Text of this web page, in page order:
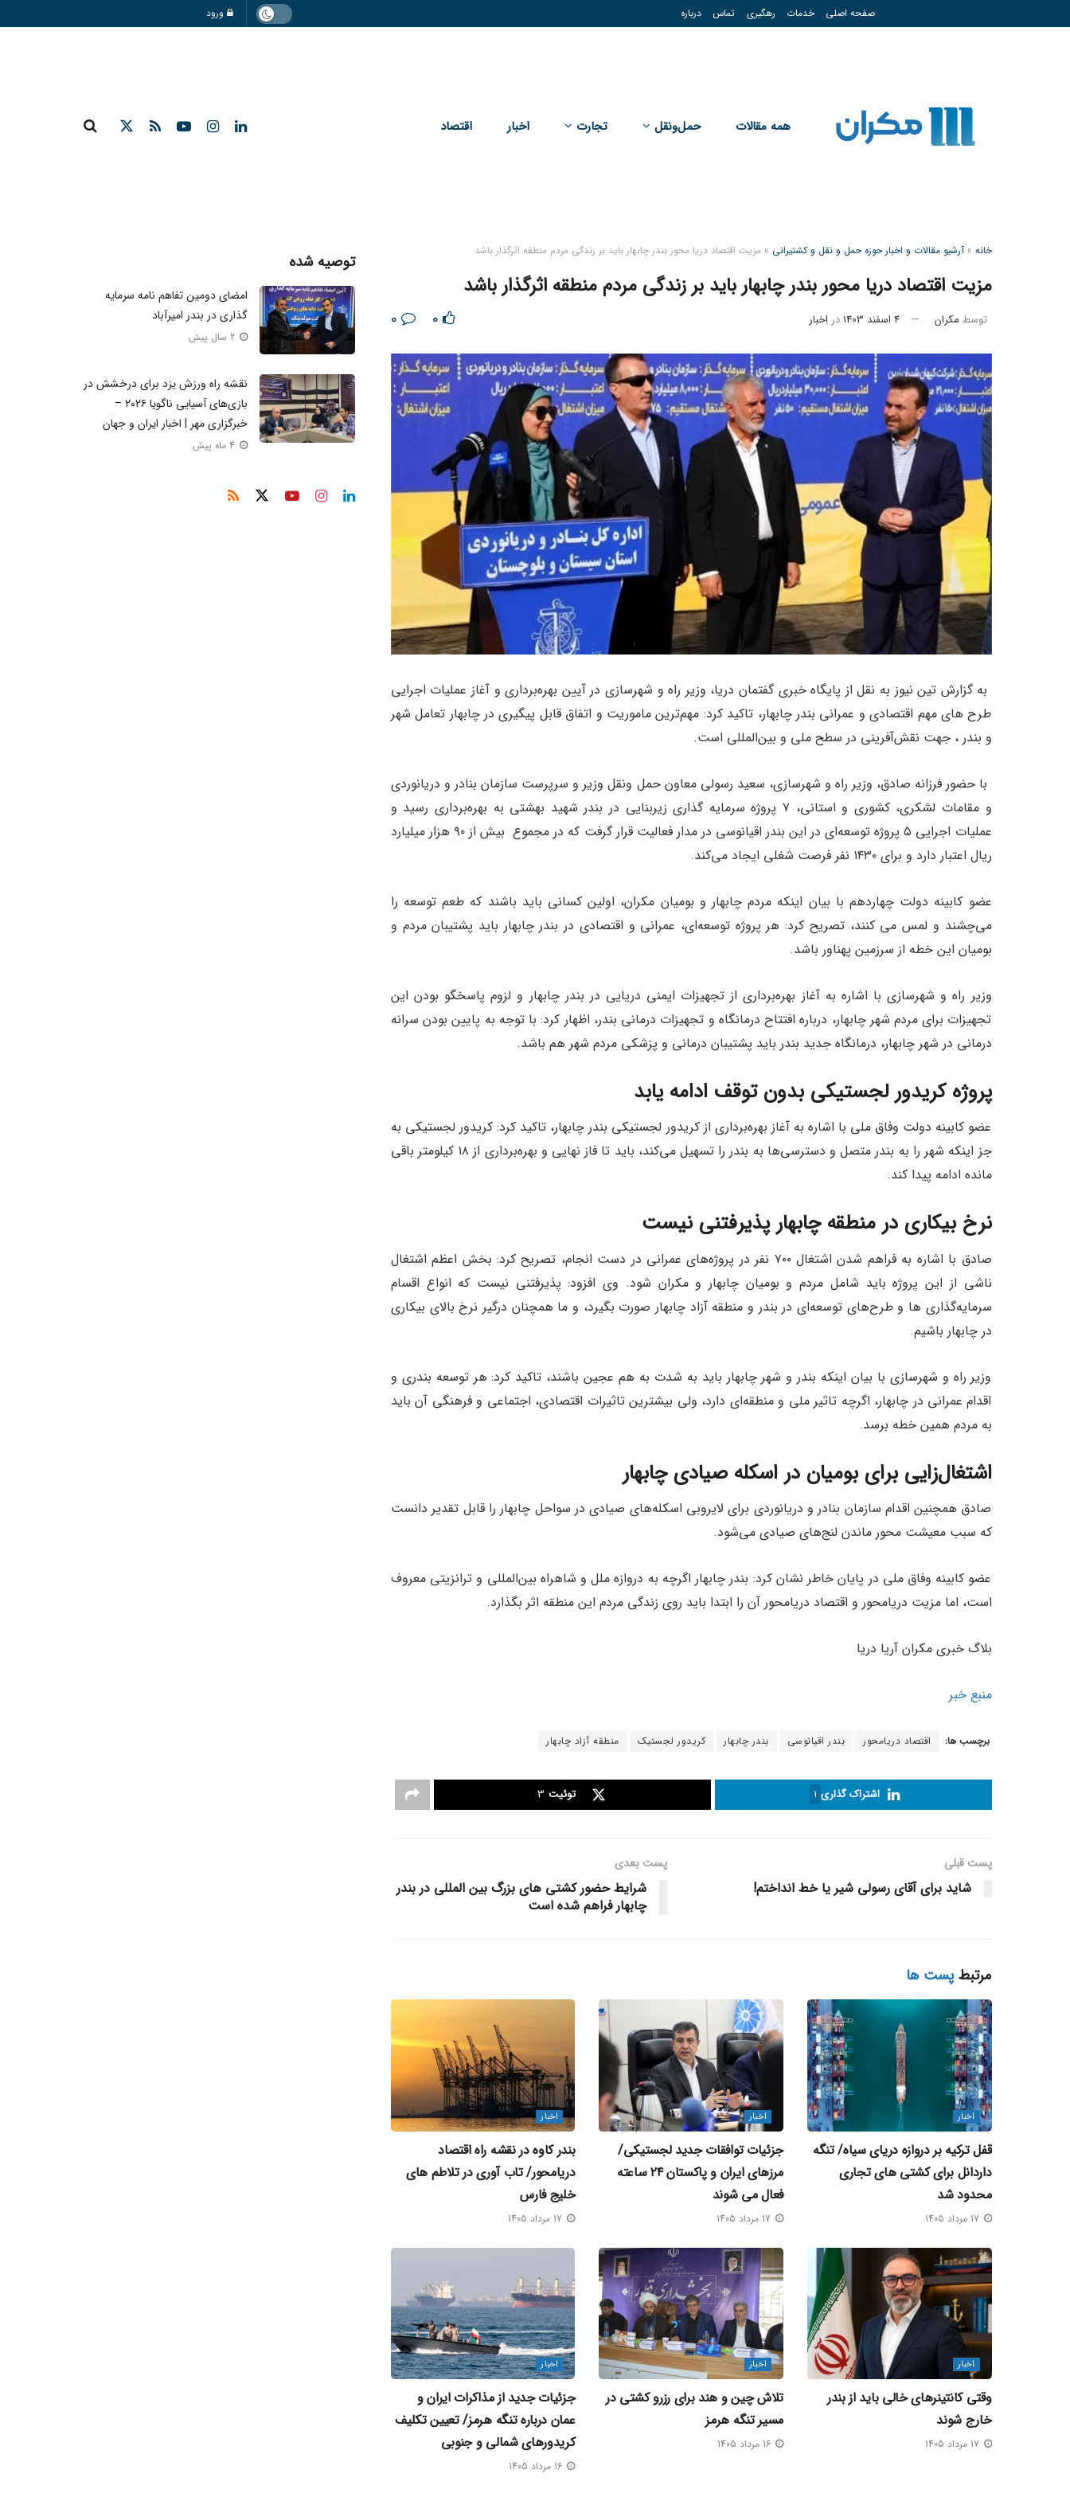
صفحه اصلی خدمات رهگیری تماس درباره ورود
همه مقالات حمل‌و‌نقل تجارت اخبار اقتصاد
خانه »آرشیو مقالات و اخبار حوزه حمل و نقل و کشتیرانی »مزیت اقتصاد دریا محور بندر چابهار باید بر زندگی مردم منطقه اثرگذار باشد
مزیت اقتصاد دریا محور بندر چابهار باید بر زندگی مردم منطقه اثرگذار باشد
توسط مکران 4 اسفند 1403 در اخبار 0
به گزارش تین نیوز به نقل از پایگاه خبری گفتمان دریا، وزیر راه و شهرسازی در آیین بهره‌برداری و آغاز عملیات اجرایی
طرح های مهم اقتصادی و عمرانی بندر چابهار، تاکید کرد: مهم‌ترین ماموریت و اتفاق قابل پیگیری در چابهار تعامل شهر
و بندر ، جهت نقش‌آفرینی در سطح ملی و بین‌المللی است.
با حضور فرزانه صادق، وزیر راه و شهرسازی، سعید رسولی معاون حمل و‌نقل وزیر و سرپرست سازمان بنادر و دریانوردی
و مقامات لشکری، کشوری و استانی، ۷ پروژه سرمایه گذاری زیربنایی در بندر شهید بهشتی به بهره‌برداری رسید و
عملیات اجرایی ۵ پروژه توسعه‌ای در این بندر اقیانوسی در مدار فعالیت قرار گرفت که در مجموع بیش از ۹۰ هزار میلیارد
ریال اعتبار دارد و برای ۱۴۳۰ نفر فرصت شغلی ایجاد می‌کند.
عضو کابینه دولت چهاردهم با بیان اینکه مردم چابهار و بومیان مکران، اولین کسانی باید باشند که طعم توسعه را
می‌چشند و لمس می کنند، تصریح کرد: هر پروژه توسعه‌ای، عمرانی و اقتصادی در بندر چابهار باید پشتیبان مردم و
بومیان این خطه از سرزمین پهناور باشد.
وزیر راه و شهرسازی با اشاره به آغاز بهره‌برداری از تجهیزات ایمنی دریایی در بندر چابهار و لزوم پاسخگو بودن این
تجهیزات برای مردم شهر چابهار، درباره افتتاح درمانگاه و تجهیزات درمانی بندر، اظهار کرد: با توجه به پایین بودن سرانه
درمانی در شهر چابهار، درمانگاه جدید بندر باید پشتیبان درمانی و پزشکی مردم شهر هم باشد.
پروژه کریدور لجستیکی بدون توقف ادامه یابد
عضو کابینه دولت وفاق ملی با اشاره به آغاز بهره‌برداری از کریدور لجستیکی بندر چابهار، تاکید کرد: کریدور لجستیکی به
جز اینکه شهر را به بندر متصل و دسترسی‌ها به بندر را تسهیل می‌کند، باید تا فاز نهایی و بهره‌برداری از ۱۸ کیلومتر باقی
مانده ادامه پیدا کند.
نرخ بیکاری در منطقه چابهار پذیرفتنی نیست
صادق با اشاره به فراهم شدن اشتغال ۷۰۰ نفر در پروژه‌های عمرانی در دست انجام، تصریح کرد: بخش اعظم اشتغال
ناشی از این پروژه باید شامل مردم و بومیان چابهار و مکران شود. وی افزود: پذیرفتنی نیست که انواع اقسام
سرمایه‌گذاری ‌ها و طرح‌های توسعه‌ای در بندر و منطقه آزاد چابهار صورت بگیرد، و ما همچنان درگیر نرخ بالای بیکاری
در چابهار باشیم.
وزیر راه و شهرسازی با بیان اینکه بندر و شهر چابهار باید به شدت به هم عجین باشند، تاکید کرد: هر توسعه بندری و
اقدام عمرانی در چابهار، اگرچه تاثیر ملی و منطقه‌ای دارد، ولی بیشترین تاثیرات اقتصادی، اجتماعی و فرهنگی آن باید
به مردم همین خطه برسد.
اشتغال‌زایی برای بومیان در اسکله صیادی چابهار
صادق همچنین اقدام سازمان بنادر و دریانوردی برای لایروبی اسکله‌های صیادی در سواحل چابهار را قابل تقدیر دانست
که سبب معیشت محور ماندن لنج‌های صیادی می‌شود.
عضو کابینه وفاق ملی در پایان خاطر نشان کرد: بندر چابهار اگرچه به دروازه ملل و شاهراه بین‌المللی و ترانزیتی معروف
است، اما مزیت دریامحور و اقتصاد دریامحور آن را ابتدا باید روی زندگی مردم این منطقه اثر بگذارد.
بلاگ خبری مکران آریا دریا
منبع خبر
برچسب ها: اقتصاد دریامحور بندر اقیانوسی بندر چابهار کریدور لجستیک منطقه آزاد چابهار
اشتراک گذاری 1 توئیت 3
پست قبلی
شاید برای آقای رسولی شیر یا خط انداختم!
پست‌ بعدی
شرایط حضور کشتی‌ های بزرگ بین‌ المللی در بندر
چابهار فراهم شده است
مرتبطپست ها
اخبار
قفل ترکیه بر دروازه دریای سیاه/ تنگه
داردانل برای کشتی‌ های تجاری
محدود شد
اخبار
جزئیات توافقات جدید لجستیکی/
مرزهای ایران و پاکستان ۲۴ ساعته
فعال می‌ شوند
اخبار
بندر کاوه در نقشه راه اقتصاد
دریامحور/ تاب‌ آوری در تلاطم‌ های
خلیج فارس
اخبار
وقتی کانتینرهای خالی باید از بندر
خارج شوند
اخبار
تلاش چین و هند برای رزرو کشتی در
مسیر تنگه هرمز
16 مرداد 1405
اخبار
جزئیات جدید از مذاکرات ایران و
عمان درباره تنگه هرمز/ تعیین تکلیف
کریدورهای شمالی و جنوبی
توصیه شده
امضای دومین تفاهم نامه سرمایه‌
گذاری در بندر امیرآباد
2 سال پیش
نقشه راه ورزش یزد برای درخشش در
بازی‌های آسیایی ناگویا ۲۰۲۶ –
خبرگزاری مهر | اخبار ایران و جهان
4 ماه پیش